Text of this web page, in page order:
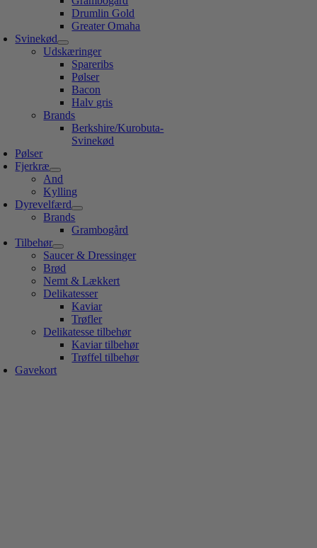
Drumlin Gold
Greater Omaha
Svinekød
Udskæringer
Spareribs
Pølser
Bacon
Halv gris
Brands
Berkshire/Kurobuta-
Svinekød
Pølser
Fjerkræ
And
Kylling
Dyrevelfærd
Brands
Grambogård
Tilbehør
Saucer & Dressinger
Brød
Nemt & Lækkert
Delikatesser
Kaviar
Trøfler
Delikatesse tilbehør
Kaviar tilbehør
Trøffel tilbehør
Gavekort